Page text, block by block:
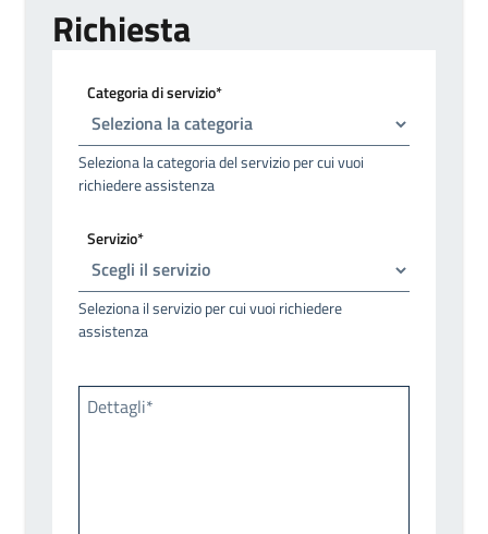
Richiesta
Categoria di servizio*
Seleziona la categoria del servizio per cui vuoi
richiedere assistenza
Servizio*
Seleziona il servizio per cui vuoi richiedere
assistenza
Dettagli*